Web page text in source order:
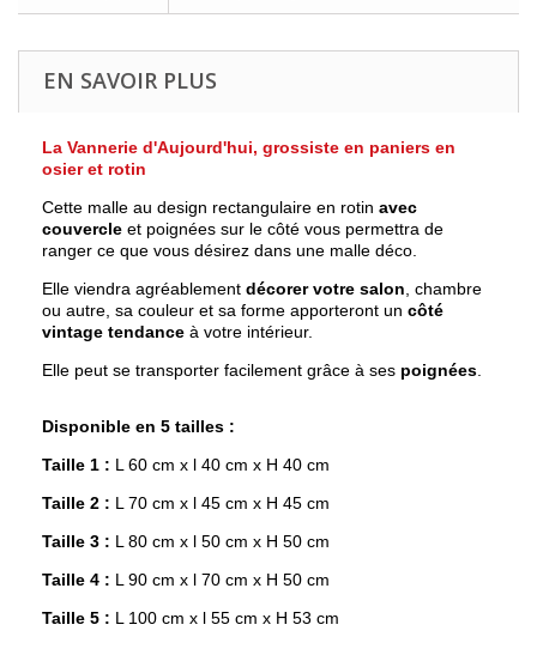
EN SAVOIR PLUS
La Vannerie d'Aujourd'hui, grossiste en paniers en
osier et rotin
Cette malle au design rectangulaire en rotin avec
couvercle et poignées sur le côté vous permettra de
ranger ce que vous désirez dans une malle déco.
Elle viendra agréablement décorer votre salon , chambre
ou autre, sa couleur et sa forme apporteront un côté
vintage tendance à votre intérieur.
Elle peut se transporter facilement grâce à ses poignées
Disponible en 5 tailles :
Taille 1 : L 60 cm x l 40 cm x H 40 cm
Taille 2 : L 70 cm x l 45 cm x H 45 cm
Taille 3 : L 80 cm x l 50 cm x H 50 cm
Taille 4 : L 90 cm x l 70 cm x H 50 cm
Taille 5 : L 100 cm x l 55 cm x H 53 cm